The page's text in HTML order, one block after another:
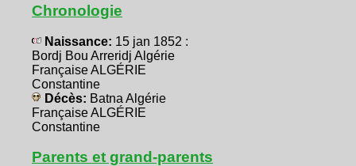
Chronologie
Naissance: 15 jan 1852 :
Bordj Bou Arreridj Algérie
Française ALGÉRIE
Constantine
Décès: Batna Algérie
Française ALGÉRIE
Constantine
Parents et grand-parents